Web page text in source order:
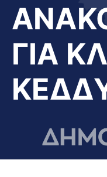
Διαφάνεια
Νησί
Μας
ΓΙΑ